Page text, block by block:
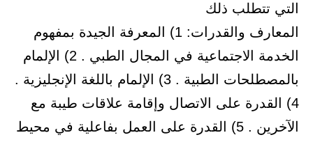
التي تتطلب ذلك
المعارف والقدرات: 1) المعرفة الجيدة بمفهوم
الخدمة الاجتماعية في المجال الطبي . 2) الإلمام
بالمصطلحات الطبية . 3) الإلمام باللغة الإنجليزية .
4) القدرة على الاتصال وإقامة علاقات طيبة مع
الآخرين . 5) القدرة على العمل بفاعلية في محيط